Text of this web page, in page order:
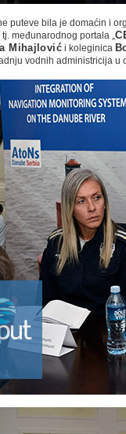
puteve bila je domaćin i
tj. međunarodnog portala „
Mihajlovići koleginica
vodnih administricija u